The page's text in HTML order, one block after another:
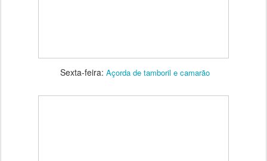
Sexta-feira: Açorda de tamboril e camarão